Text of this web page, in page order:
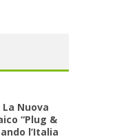
Nuova
“Plug &
l’Italia